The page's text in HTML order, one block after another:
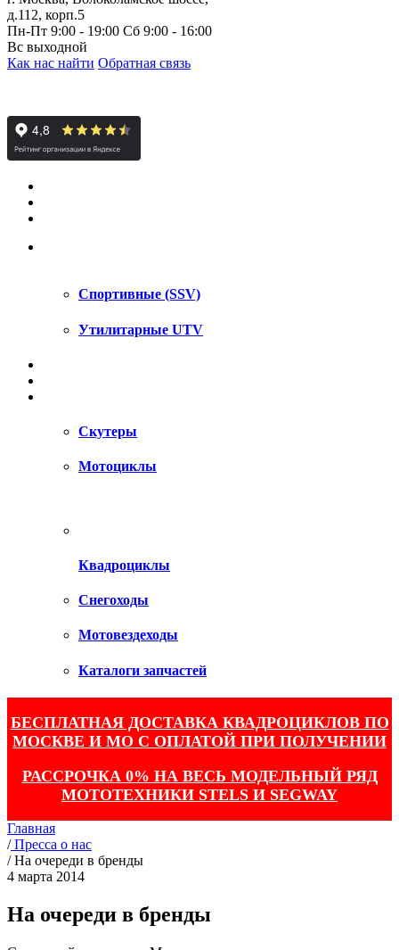
д.112, корп.5
Пн-Пт 9:00 - 19:00 Сб 9:00 - 16:00
Вс выходной
Как нас найти Обратная связь
Спортивные (SSV)
Утилитарные UTV
Скутеры
Мотоциклы
Квадроциклы
Снегоходы
Мотовездеходы
Каталоги запчастей
БЕСПЛАТНАЯ ДОСТАВКА КВАДРОЦИКЛОВ ПО
МОСКВЕ И МО С ОПЛАТОЙ ПРИ ПОЛУЧЕНИИ
РАССРОЧКА 0% НА ВЕСЬ МОДЕЛЬНЫЙ РЯД
МОТОТЕХНИКИ STELS И SEGWAY
Главная
/ Пресса о нас
/На очереди в бренды
4 марта 2014
На очереди в бренды